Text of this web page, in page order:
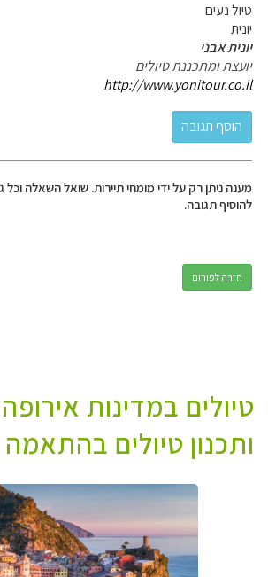
טיול נעים
יונית
יונית אבני
יועצת ומתכננת טיולים
http://www.yonitour.co.il
מענה ניתן רק על ידי מומחי תיירות. שואל השאלה
להוסיף תגובה.
חזרה לפורום
טיולים במדינות
ותכנון טיולים